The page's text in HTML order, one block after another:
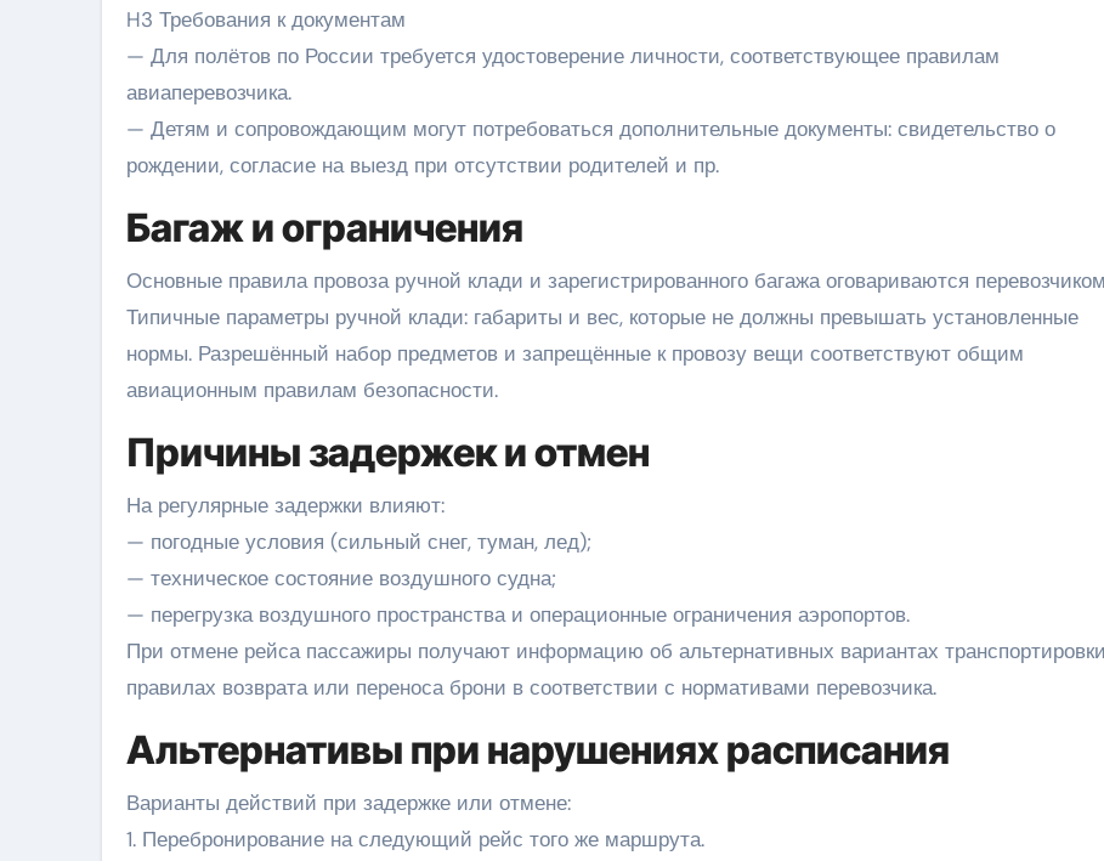
H3 Требования к документам
— Для полётов по России требуется удостоверение личности, соответствующее правилам
авиаперевозчика.
— Детям и сопровождающим могут потребоваться дополнительные документы: свидетельство о
рождении, согласие на выезд при отсутствии родителей и пр.
Багаж и ограничения
Основные правила провоза ручной клади и зарегистрированного багажа оговариваются
Типичные параметры ручной клади: габариты и вес, которые не должны превышать установленные
нормы. Разрешённый набор предметов и запрещённые к провозу вещи соответствуют общим
авиационным правилам безопасности.
Причины задержек и отмен
На регулярные задержки влияют:
— погодные условия (сильный снег, туман, лед);
— техническое состояние воздушного судна;
— перегрузка воздушного пространства и операционные ограничения аэропортов.
При отмене рейса пассажиры получают информацию об альтернативных вариантах
правилах возврата или переноса брони в соответствии с нормативами перевозчика.
Альтернативы при нарушениях расписания
Варианты действий при задержке или отмене:
1. Перебронирование на следующий рейс того же маршрута.